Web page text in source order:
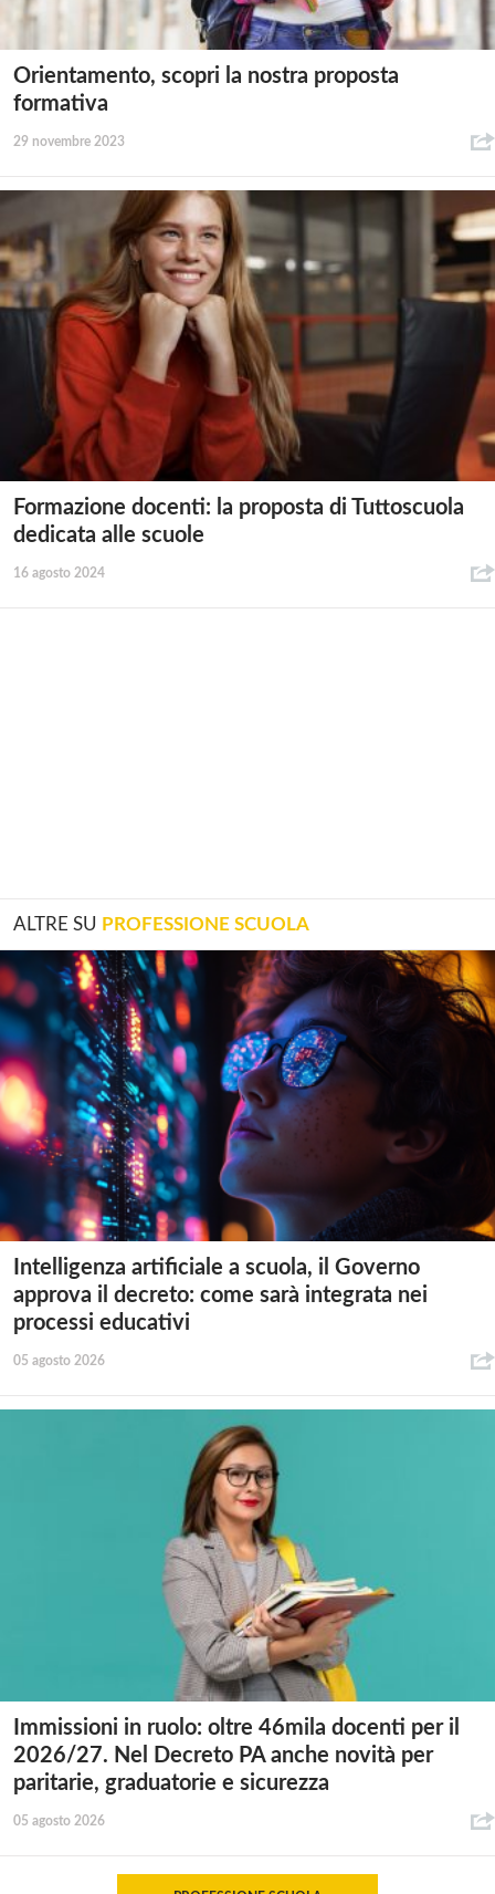
Orientamento, scopri la nostra proposta
formativa
29 novembre 2023
Formazione docenti: la proposta di Tuttoscuola
dedicata alle scuole
16 agosto 2024
ALTRE SU PROFESSIONE SCUOLA
Intelligenza artificiale a scuola, il Governo
approva il decreto: come sarà integrata nei
processi educativi
05 agosto 2026
Immissioni in ruolo: oltre 46mila docenti per il
2026/27. Nel Decreto PA anche novità per
paritarie, graduatorie e sicurezza
05 agosto 2026